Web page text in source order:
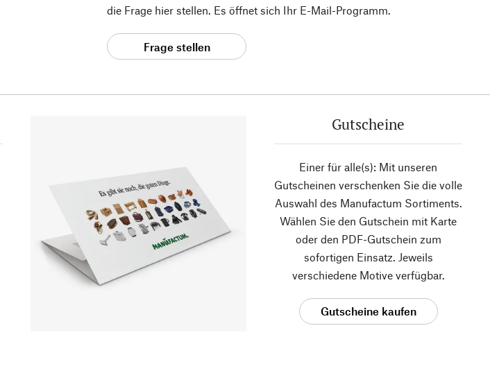
die Frage hier stellen. Es öffnet sich Ihr E-Mail-Programm.
Frage stellen
Gutscheine
Einer für alle(s): Mit unseren
Gutscheinen verschenken Sie die volle
Auswahl des Manufactum Sortiments.
Wählen Sie den Gutschein mit Karte
oder den PDF-Gutschein zum
sofortigen Einsatz. Jeweils
verschiedene Motive verfügbar.
Gutscheine kaufen